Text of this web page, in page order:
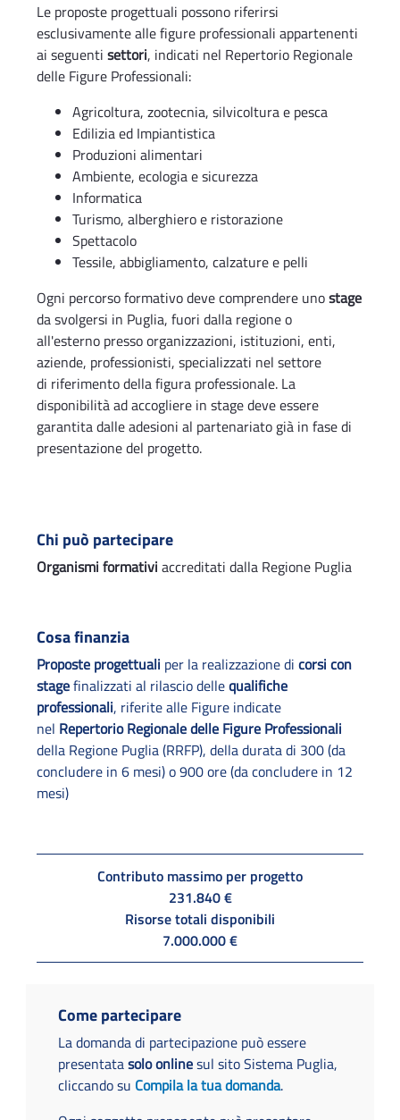
Le proposte progettuali possono riferirsi
esclusivamente alle figure professionali appartenenti
ai seguenti settori, indicati nel Repertorio Regionale
delle Figure Professionali:
Agricoltura, zootecnia, silvicoltura e pesca
Edilizia ed Impiantistica
Produzioni alimentari
Ambiente, ecologia e sicurezza
Informatica
Turismo, alberghiero e ristorazione
Spettacolo
Tessile, abbigliamento, calzature e pelli
Ogni percorso formativo deve comprendere unostage
da svolgersi in Puglia, fuori dalla regione o
all'esterno presso organizzazioni, istituzioni, enti,
aziende, professionisti, specializzati nel settore
di riferimento della figura professionale. La
disponibilità ad accogliere in stage deve essere
garantita dalle adesioni al partenariato già in fase di
presentazione del progetto.
Chi può partecipare
Organismi formativi accreditati dalla Regione Puglia
Cosa finanzia
Proposte progettuali per la realizzazione di corsi con
stagefinalizzati al rilascio dellequalifiche
professionali, riferite alle Figure indicate
nel Repertorio Regionale delle Figure Professionali
della Regione Puglia (RRFP), della durata di 300 (da
concludere in 6 mesi) o 900 ore (da concludere in 12
mesi)
Contributo massimo per progetto
231.840 €
Risorse totali disponibili
7.000.000 €
Come partecipare
La domanda di partecipazione può essere
presentatasolo onlinesul sito Sistema Puglia,
cliccando su Compila la tua domanda.